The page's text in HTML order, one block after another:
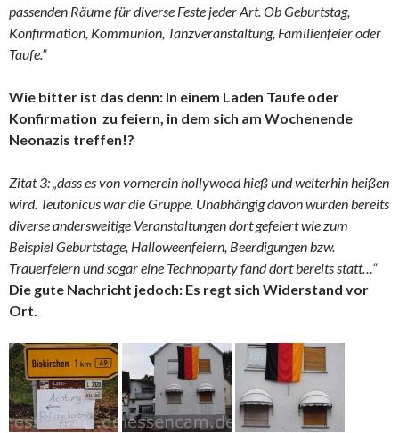
passenden Räume für diverse Feste jeder Art. Ob Geburtstag,
Konfirmation, Kommunion, Tanzveranstaltung, Familienfeier oder
Taufe.”
Wie bitter ist das denn: In einem Laden Taufe oder
Konfirmation zu feiern, in dem sich am Wochenende
Neonazis treffen!?
Zitat 3: „dass es von vornerein hollywood hieß und weiterhin heißen
wird. Teutonicus war die Gruppe. Unabhängig davon wurden bereits
diverse andersweitige Veranstaltungen dort gefeiert wie zum
Beispiel Geburtstage, Halloweenfeiern, Beerdigungen bzw.
Trauerfeiern und sogar eine Technoparty fand dort bereits statt…“
Die gute Nachricht jedoch: Es regt sich Widerstand vor
Ort.